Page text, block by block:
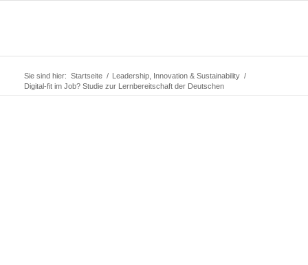
Sie sind hier: Startseite / Leadership, Innovation & Sustainability /
Digital-fit im Job? Studie zur Lernbereitschaft der Deutschen